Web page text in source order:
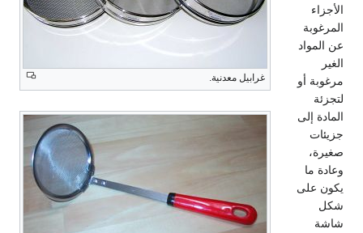
غرابيل معدنية.
الأجزاء
المرغوبة
عن المواد
الغير
مرغوبة أو
لتجزئة
المادة إلى
جزيئات
صغيرة،
وعادة ما
يكون على
شكل
شاشة